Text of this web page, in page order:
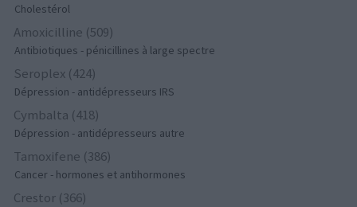
Cholestérol
Amoxicilline (509)
Antibiotiques - pénicillines à large spectre
Seroplex (424)
Dépression - antidépresseurs IRS
Cymbalta (418)
Dépression - antidépresseurs autre
Tamoxifene (386)
Cancer - hormones et antihormones
Crestor (366)